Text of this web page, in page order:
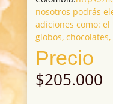
nosotros podrás
adiciones como:
globos,
Precio
$205.000